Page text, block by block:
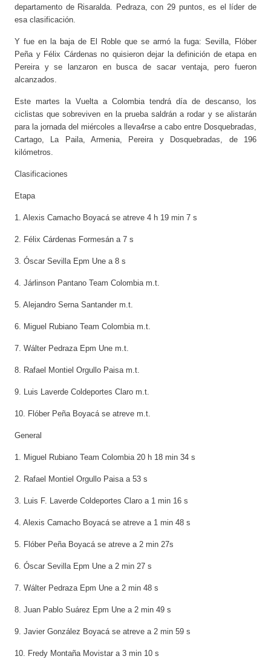
departamento de Risaralda. Pedraza, con 29 puntos, es el líder de
esa clasificación.
Y fue en la baja de El Roble que se armó la fuga: Sevilla, Flóber
Peña y Félix Cárdenas no quisieron dejar la definición de etapa en
Pereira y se lanzaron en busca de sacar ventaja, pero fueron
alcanzados.
Este martes la Vuelta a Colombia tendrá día de descanso, los
ciclistas que sobreviven en la prueba saldrán a rodar y se alistarán
para la jornada del miércoles a lleva4rse a cabo entre Dosquebradas,
Cartago, La Paila, Armenia, Pereira y Dosquebradas, de 196
kilómetros.
Clasificaciones
Etapa
1. Alexis Camacho Boyacá se atreve 4 h 19 min 7 s
2. Félix Cárdenas Formesán a 7 s
3. Óscar Sevilla Epm Une a 8 s
4. Járlinson Pantano Team Colombia m.t.
5. Alejandro Serna Santander m.t.
6. Miguel Rubiano Team Colombia m.t.
7. Wálter Pedraza Epm Une m.t.
8. Rafael Montiel Orgullo Paisa m.t.
9. Luis Laverde Coldeportes Claro m.t.
10. Flóber Peña Boyacá se atreve m.t.
General
1. Miguel Rubiano Team Colombia 20 h 18 min 34 s
2. Rafael Montiel Orgullo Paisa a 53 s
3. Luis F. Laverde Coldeportes Claro a 1 min 16 s
4. Alexis Camacho Boyacá se atreve a 1 min 48 s
5. Flóber Peña Boyacá se atreve a 2 min 27s
6. Óscar Sevilla Epm Une a 2 min 27 s
7. Wálter Pedraza Epm Une a 2 min 48 s
8. Juan Pablo Suárez Epm Une a 2 min 49 s
9. Javier González Boyacá se atreve a 2 min 59 s
10. Fredy Montaña Movistar a 3 min 10 s